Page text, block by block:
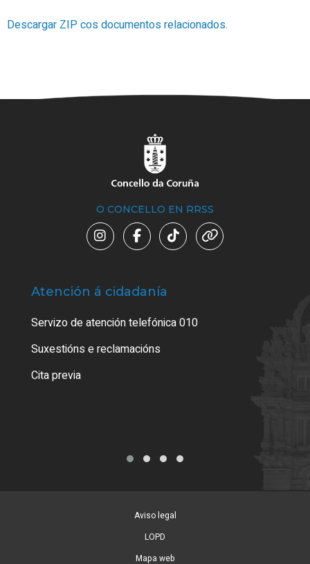
Descargar ZIP cos documentos relacionados.
O CONCELLO EN RRSS
Atención á cidadanía
Servizo de atención telefónica 010
Suxestións e reclamacións
Cita previa
Aviso legal
LOPD
Mapa web